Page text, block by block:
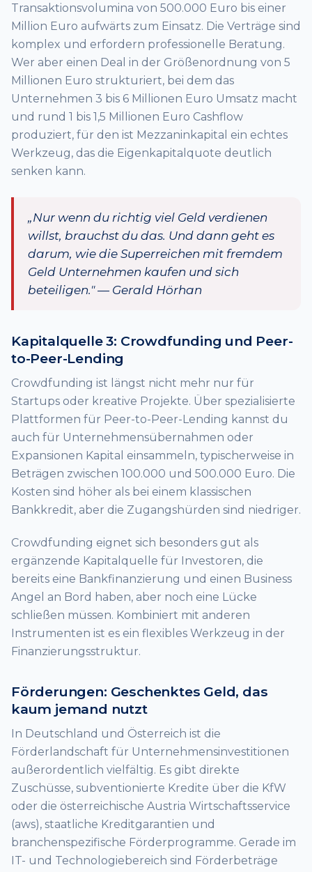
Transaktionsvolumina von 500.000 Euro bis einer
Million Euro aufwärts zum Einsatz. Die Verträge sind
komplex und erfordern professionelle Beratung.
Wer aber einen Deal in der Größenordnung von 5
Millionen Euro strukturiert, bei dem das
Unternehmen 3 bis 6 Millionen Euro Umsatz macht
und rund 1 bis 1,5 Millionen Euro Cashflow
produziert, für den ist Mezzaninkapital ein echtes
Werkzeug, das die Eigenkapitalquote deutlich
senken kann.
„Nur wenn du richtig viel Geld verdienen
willst, brauchst du das. Und dann geht es
darum, wie die Superreichen mit fremdem
Geld Unternehmen kaufen und sich
beteiligen." — Gerald Hörhan
Kapitalquelle 3: Crowdfunding und Peer-
to-Peer-Lending
Crowdfunding ist längst nicht mehr nur für
Startups oder kreative Projekte. Über spezialisierte
Plattformen für Peer-to-Peer-Lending kannst du
auch für Unternehmensübernahmen oder
Expansionen Kapital einsammeln, typischerweise in
Beträgen zwischen 100.000 und 500.000 Euro. Die
Kosten sind höher als bei einem klassischen
Bankkredit, aber die Zugangshürden sind niedriger.
Crowdfunding eignet sich besonders gut als
ergänzende Kapitalquelle für Investoren, die
bereits eine Bankfinanzierung und einen Business
Angel an Bord haben, aber noch eine Lücke
schließen müssen. Kombiniert mit anderen
Instrumenten ist es ein flexibles Werkzeug in der
Finanzierungsstruktur.
Förderungen: Geschenktes Geld, das
kaum jemand nutzt
In Deutschland und Österreich ist die
Förderlandschaft für Unternehmensinvestitionen
außerordentlich vielfältig. Es gibt direkte
Zuschüsse, subventionierte Kredite über die KfW
oder die österreichische Austria Wirtschaftsservice
(aws), staatliche Kreditgarantien und
branchenspezifische Förderprogramme. Gerade im
IT- und Technologiebereich sind Förderbeträge